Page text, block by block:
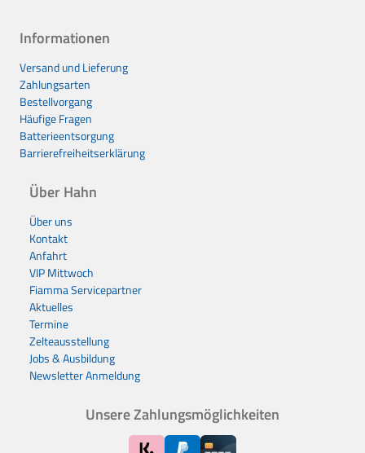
Informationen
Versand und Lieferung
Zahlungsarten
Bestellvorgang
Häufige Fragen
Batterieentsorgung
Barrierefreiheitserklärung
Über Hahn
Über uns
Kontakt
Anfahrt
VIP Mittwoch
Fiamma Servicepartner
Aktuelles
Termine
Zelteausstellung
Jobs & Ausbildung
Newsletter Anmeldung
Unsere Zahlungsmöglichkeiten